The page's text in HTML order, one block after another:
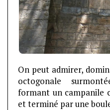
On peut admirer,
octogonale
formant un campanile
et terminé par une